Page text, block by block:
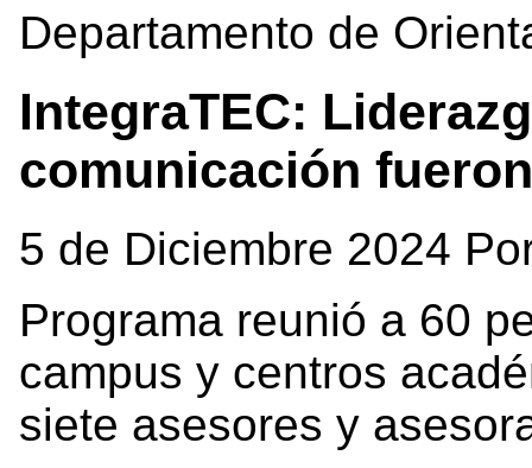
Departamento de
IntegraTEC:
comunicación
5 de Diciembre 2024
Programa reunió a 60
campus y centros
siete asesores y